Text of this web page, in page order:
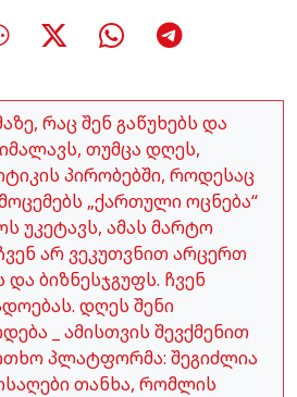
რაც შენ გაწუხებს და
თუმცა დღეს,
პირობებში, როდესაც
„ქართული ოცნება“
უკეტავს, ამას მარტო
არ ვეკუთვნით არცერთ
ბიზნესჯგუფს. ჩვენ
დღეს შენი
_ ამისთვის შევქმენით
პლატფორმა: შეგიძლია
თანხა, რომლის